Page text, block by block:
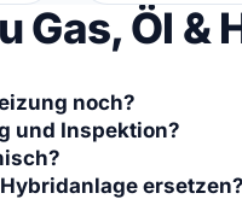
Gas, Öl &
noch?
und Inspektion?
ersetzen?